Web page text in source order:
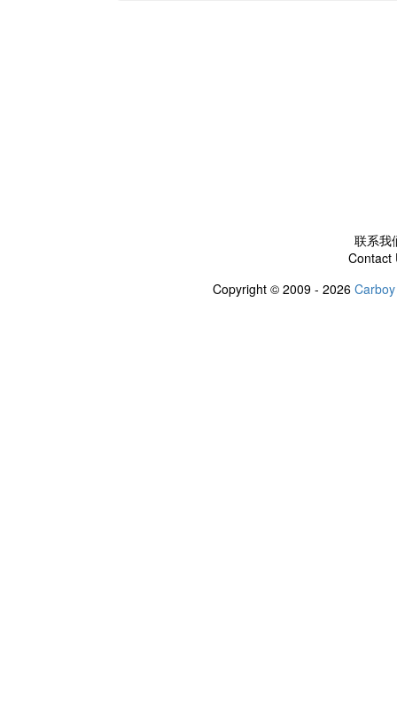
联系我
Contact
Copyright © 2009 - 2026